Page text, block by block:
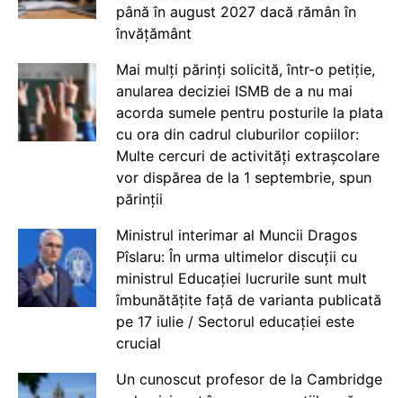
până în august 2027 dacă rămân în
învățământ
Mai mulți părinți solicită, într-o petiție,
anularea deciziei ISMB de a nu mai
acorda sumele pentru posturile la plata
cu ora din cadrul cluburilor copiilor:
Multe cercuri de activități extrașcolare
vor dispărea de la 1 septembrie, spun
părinții
Ministrul interimar al Muncii Dragos
Pîslaru: În urma ultimelor discuții cu
ministrul Educației lucrurile sunt mult
îmbunătățite față de varianta publicată
pe 17 iulie / Sectorul educației este
crucial
Un cunoscut profesor de la Cambridge